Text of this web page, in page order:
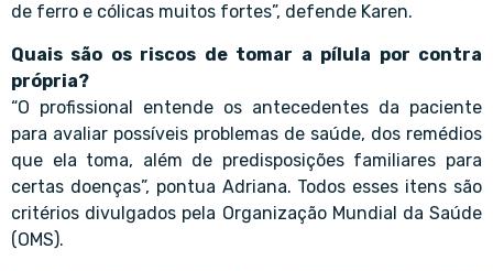
de ferro e cólicas muitos fortes”, defende Karen.
Quais são os riscos de tomar a pílula por contra
própria?
“O profissional entende os antecedentes da paciente
para avaliar possíveis problemas de saúde, dos remédios
que ela toma, além de predisposições familiares para
certas doenças”, pontua Adriana. Todos esses itens são
critérios divulgados pela Organização Mundial da Saúde
(OMS).